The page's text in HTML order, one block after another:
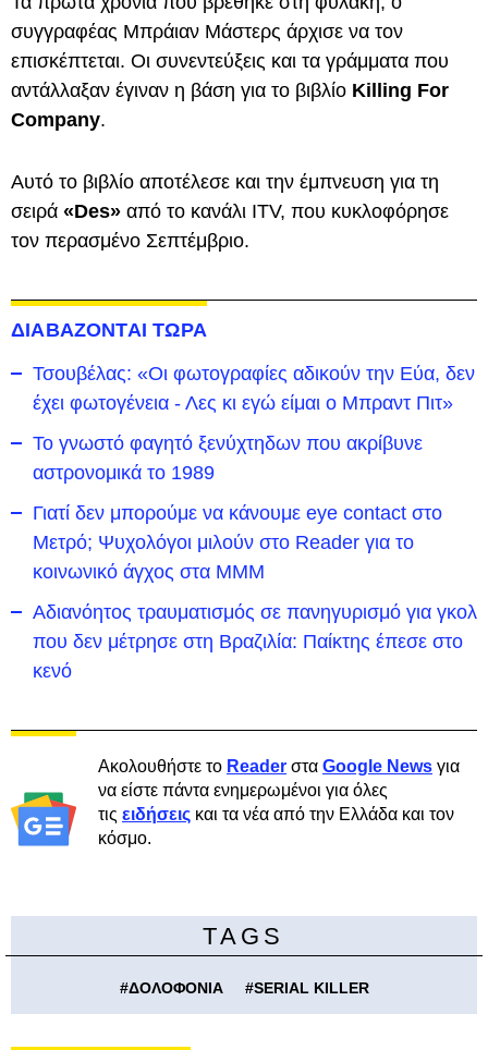
συγγραφέας Μπράιαν Μάστερς άρχισε να τον
επισκέπτεται. Οι συνεντεύξεις και τα γράμματα που
αντάλλαξαν έγιναν η βάση για το βιβλίο Killing For
Company.
Αυτό το βιβλίο αποτέλεσε και την έμπνευση για τη
σειρά «Des» από το κανάλι ITV, που κυκλοφόρησε
τον περασμένο Σεπτέμβριο.
ΔΙΑΒΑΖΟΝΤΑΙ ΤΩΡΑ
Τσουβέλας: «Οι φωτογραφίες αδικούν την Εύα, δεν
έχει φωτογένεια - Λες κι εγώ είμαι ο Μπραντ Πιτ»
Το γνωστό φαγητό ξενύχτηδων που ακρίβυνε
αστρονομικά το 1989
Γιατί δεν μπορούμε να κάνουμε eye contact στο
Μετρό; Ψυχολόγοι μιλούν στο Reader για το
κοινωνικό άγχος στα ΜΜΜ
Αδιανόητος τραυματισμός σε πανηγυρισμό για γκολ
που δεν μέτρησε στη Βραζιλία: Παίκτης έπεσε στο
κενό
Ακολουθήστε το Reader στα Google News για
να είστε πάντα ενημερωμένοι για όλες
τις ειδήσεις και τα νέα από την Ελλάδα και τον
κόσμο.
TAGS
#ΔΟΛΟΦΟΝΙΑ #SERIAL KILLER